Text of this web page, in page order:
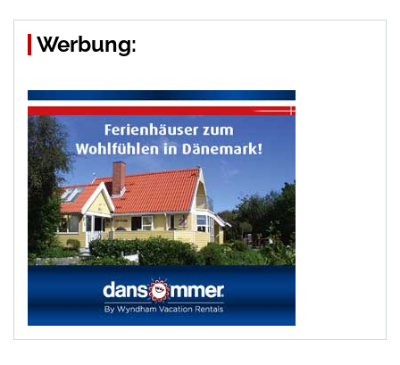
Werbung: